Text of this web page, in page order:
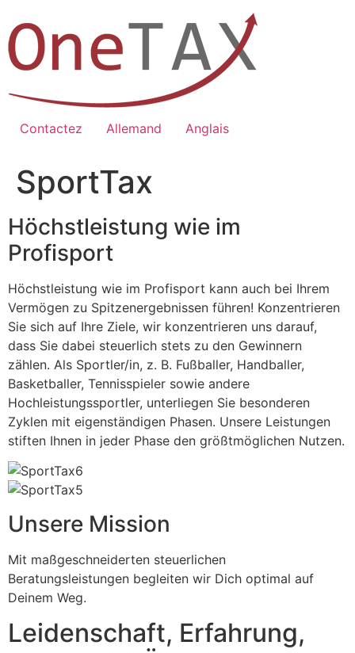
Inhalt
springen
Contactez Allemand Anglais
SportTax
Höchstleistung wie im
Profisport
Höchstleistung wie im Profisport kann auch bei Ihrem
Vermögen zu Spitzenergebnissen führen! Konzentrieren
Sie sich auf Ihre Ziele, wir konzentrieren uns darauf,
dass Sie dabei steuerlich stets zu den Gewinnern
zählen. Als Sportler/in, z. B. Fußballer, Handballer,
Basketballer, Tennisspieler sowie andere
Hochleistungssportler, unterliegen Sie besonderen
Zyklen mit eigenständigen Phasen. Unsere Leistungen
stiften Ihnen in jeder Phase den größtmöglichen Nutzen.
Unsere Mission
Mit maßgeschneiderten steuerlichen
Beratungsleistungen begleiten wir Dich optimal auf
Deinem Weg.
Leidenschaft, Erfahrung,